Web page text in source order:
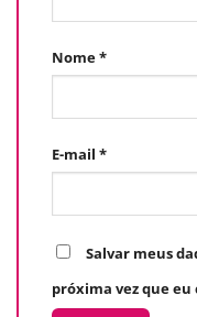
Nome*
E-mail *
Salvar meus
próxima vez que